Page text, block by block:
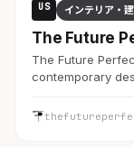
US インテリア・
The Future
The Future
contemporary